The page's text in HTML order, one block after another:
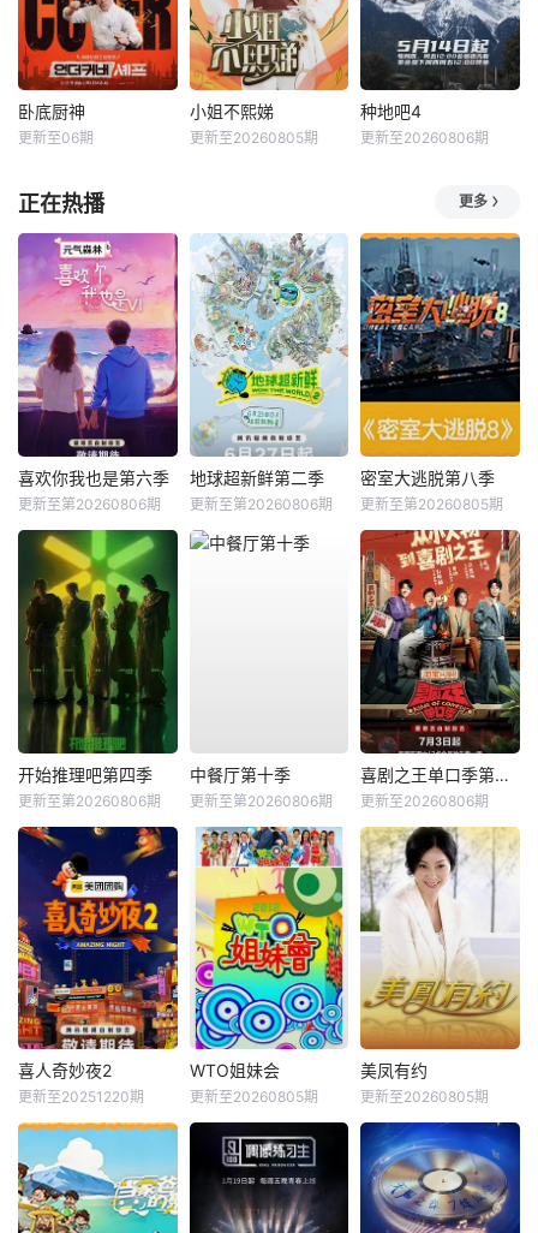
卧底厨神
更新至06期
小姐不熙娣
更新至20260805期
种地吧4
更新至20260806期
正在热播 更多
喜欢你我也是第六季
更新至第20260806期
地球超新鲜第二季
更新至第20260806期
密室大逃脱第八季
更新至第20260805期
开始推理吧第四季
更新至第20260806期
中餐厅第十季
更新至第20260806期
喜剧之王单口季第三季
更新至20260806期
喜人奇妙夜2
更新至20251220期
WTO姐妹会
更新至20260805期
美凤有约
更新至20260805期